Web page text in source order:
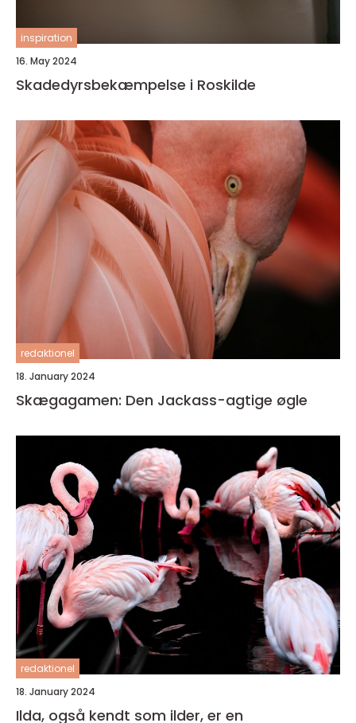
inspiration
16. May 2024
Skadedyrsbekæmpelse i Roskilde
redaktionel
18. January 2024
Skægagamen: Den Jackass-agtige øgle
redaktionel
18. January 2024
Ilda, også kendt som ilder, er en